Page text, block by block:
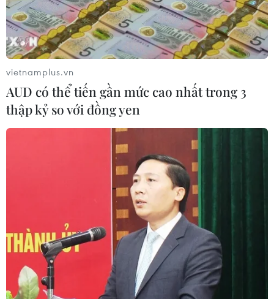
nhằm xây dựng kế hoạch mở rộng sự đồng thuận trong
nhân dân cả nước để chọn ga KTX Gwangmyeong làm
ga xuất phát của tuyến đường sắt Hòa bình liên Triều.
Hàn Quốc mở thêm một cung đường mới
thuộc “Con đường hòa bình DMZ”
vietnamplus.vn
AUD có thể tiến gần mức cao nhất trong 3
thập kỷ so với đồng yen